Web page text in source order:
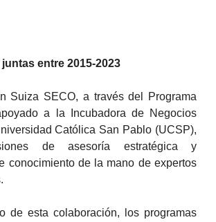
entre 2015-2023
Suiza SECO, a través del Programa
a la Incubadora de Negocios
Católica San Pablo (UCSP),
de asesoría estratégica y
conocimiento de la mano de expertos
de esta colaboración, los programas